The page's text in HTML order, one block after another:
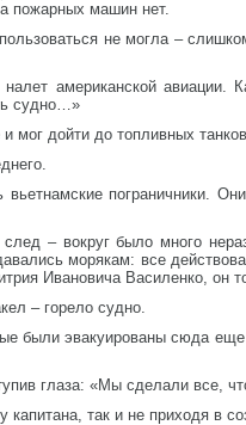
пожарных машин нет.
не могла –
американской
судно…»
мог дойти до топливных
пограничники.
– вокруг было много
морякам: все
Ивановича Василенко, он
– горело судно.
были эвакуированы сюда
глаза: «Мы сделали все,
так и не приходя в